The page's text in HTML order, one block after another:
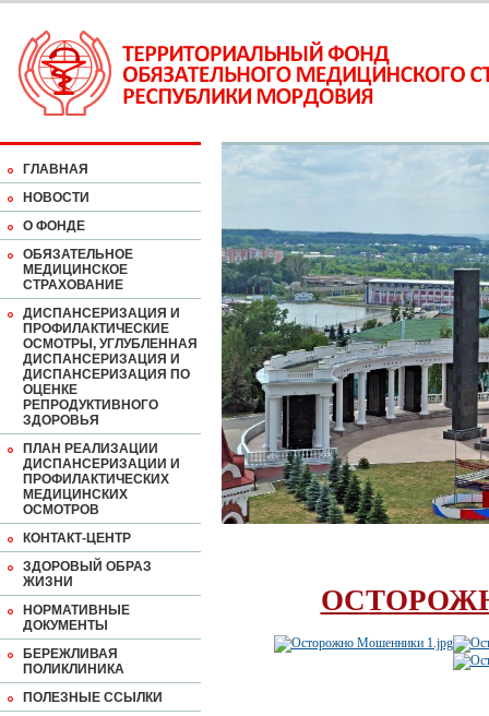
ГЛАВНАЯ
НОВОСТИ
О ФОНДЕ
ОБЯЗАТЕЛЬНОЕ
МЕДИЦИНСКОЕ
СТРАХОВАНИЕ
ДИСПАНСЕРИЗАЦИЯ И
ПРОФИЛАКТИЧЕСКИЕ
ОСМОТРЫ, УГЛУБЛЕННАЯ
ДИСПАНСЕРИЗАЦИЯ И
ДИСПАНСЕРИЗАЦИЯ ПО
ОЦЕНКЕ
РЕПРОДУКТИВНОГО
ЗДОРОВЬЯ
ПЛАН РЕАЛИЗАЦИИ
ДИСПАНСЕРИЗАЦИИ И
ПРОФИЛАКТИЧЕСКИХ
МЕДИЦИНСКИХ
ОСМОТРОВ
КОНТАКТ-ЦЕНТР
ЗДОРОВЫЙ ОБРАЗ
ЖИЗНИ
НОРМАТИВНЫЕ
ДОКУМЕНТЫ
БЕРЕЖЛИВАЯ
ПОЛИКЛИНИКА
ПОЛЕЗНЫЕ ССЫЛКИ